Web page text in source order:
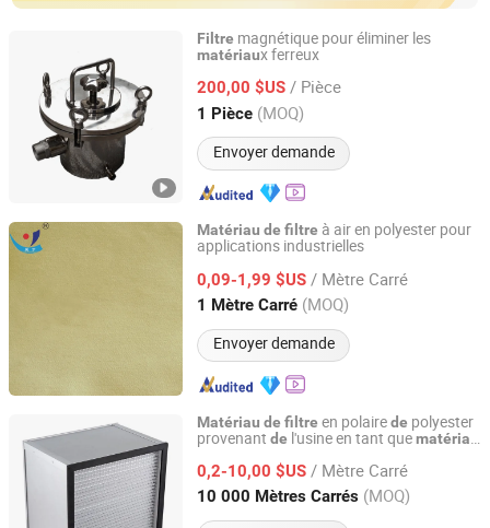
Filtre magnétique pour éliminer les
matériaux ferreux
200,00 $US / Pièce
1 Pièce (MOQ)
Envoyer demande
Wenzhou Rayen Machinery Co., Ltd.
Zhejiang, China Depuis 2017
Matériau de filtre à air en polyester pour
applications industrielles
0,09-1,99 $US / Mètre Carré
1 Mètre Carré (MOQ)
Envoyer demande
Jiangsu Blue Sky Environmental Protection Group Co.,
Matériau de filtre en polairede polyester
provenant de l'usine en tant quematériau
0,2-10,00 $US / Mètre Carré
10 000 Mètres Carrés (MOQ)
Nanjing EFG Co., Ltd.
Jiangsu, China Depuis 2007